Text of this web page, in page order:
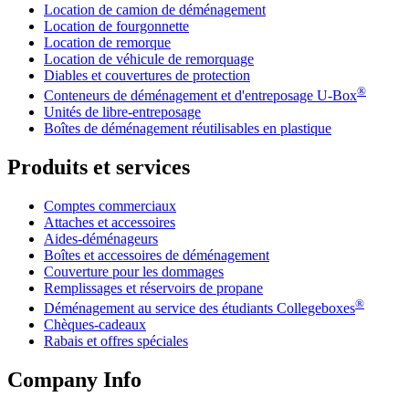
Location de camion de déménagement
Location de fourgonnette
Location de remorque
Location de véhicule de remorquage
Diables et couvertures de protection
Conteneurs de déménagement et d'entreposage U-Box®
Unités de libre-entreposage
Boîtes de déménagement réutilisables en plastique
Produits et services
Comptes commerciaux
Attaches et accessoires
Aides-déménageurs
Boîtes et accessoires de déménagement
Couverture pour les dommages
Remplissages et réservoirs de propane
Déménagement au service des étudiants Collegeboxes®
Chèques-cadeaux
Rabais et offres spéciales
Company Info